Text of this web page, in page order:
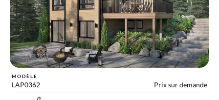
MODÈLE
LAP0362 Prix sur demande